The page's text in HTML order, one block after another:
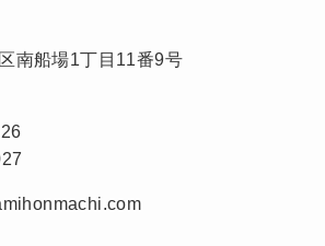
南船場1丁目11番9号